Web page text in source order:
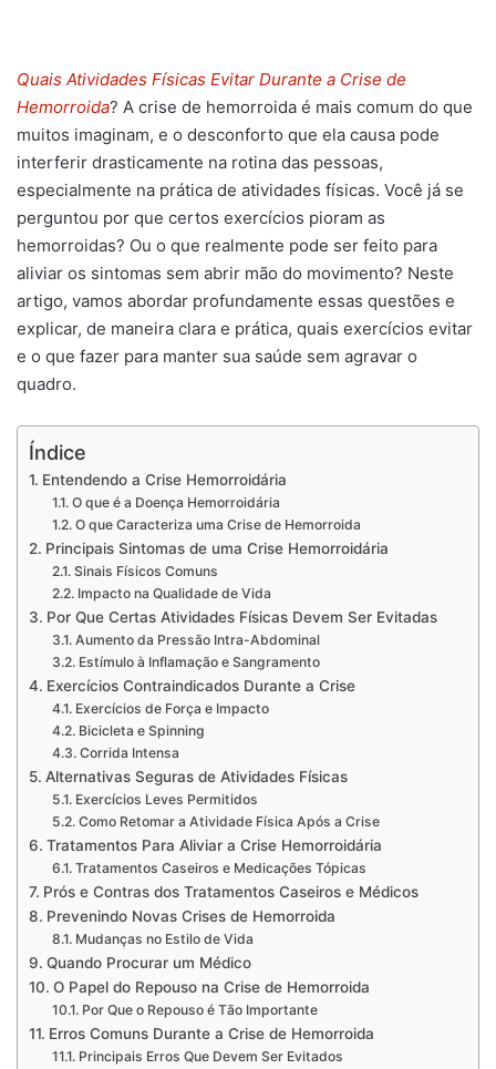
Quais Atividades Físicas Evitar Durante a Crise de
Hemorroida? A crise de hemorroida é mais comum do que
muitos imaginam, e o desconforto que ela causa pode
interferir drasticamente na rotina das pessoas,
especialmente na prática de atividades físicas. Você já se
perguntou por que certos exercícios pioram as
hemorroidas? Ou o que realmente pode ser feito para
aliviar os sintomas sem abrir mão do movimento? Neste
artigo, vamos abordar profundamente essas questões e
explicar, de maneira clara e prática, quais exercícios evitar
e o que fazer para manter sua saúde sem agravar o
quadro.
Índice
Entendendo a Crise Hemorroidária
O que é a Doença Hemorroidária
O que Caracteriza uma Crise de Hemorroida
Principais Sintomas de uma Crise Hemorroidária
Sinais Físicos Comuns
Impacto na Qualidade de Vida
Por Que Certas Atividades Físicas Devem Ser Evitadas
Aumento da Pressão Intra-Abdominal
Estímulo à Inflamação e Sangramento
Exercícios Contraindicados Durante a Crise
Exercícios de Força e Impacto
Bicicleta e Spinning
Corrida Intensa
Alternativas Seguras de Atividades Físicas
Exercícios Leves Permitidos
Como Retomar a Atividade Física Após a Crise
Tratamentos Para Aliviar a Crise Hemorroidária
Tratamentos Caseiros e Medicações Tópicas
Prós e Contras dos Tratamentos Caseiros e Médicos
Prevenindo Novas Crises de Hemorroida
Mudanças no Estilo de Vida
Quando Procurar um Médico
O Papel do Repouso na Crise de Hemorroida
Por Que o Repouso é Tão Importante
Erros Comuns Durante a Crise de Hemorroida
Principais Erros Que Devem Ser Evitados